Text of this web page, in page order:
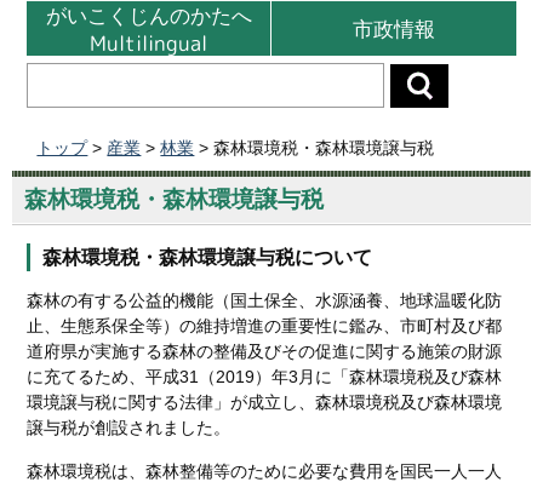
がいこくじんのかたへ
Multilingual
市政情報
トップ > 産業 >林業 > 森林環境税・森林環境譲与税
森林環境税・森林環境譲与税
森林環境税・森林環境譲与税について
森林の有する公益的機能（国土保全、水源涵養、地球温暖化防
止、生態系保全等）の維持増進の重要性に鑑み、市町村及び都
道府県が実施する森林の整備及びその促進に関する施策の財源
に充てるため、平成31（2019）年3月に「森林環境税及び森林
環境譲与税に関する法律」が成立し、森林環境税及び森林環境
譲与税が創設されました。
森林環境税は、森林整備等のために必要な費用を国民一人一人